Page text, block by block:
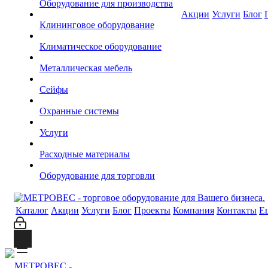
Оборудование для производства
Клининговое оборудование
Климатическое оборудование
Металлическая мебель
Сейфы
Охранные системы
Услуги
Расходные материалы
Оборудование для торговли
Акции Услуги Блог
Каталог Акции Услуги Блог Проекты Компания Контакты